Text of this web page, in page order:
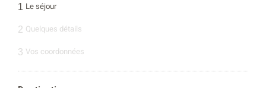
1 Le séjour
2 Quelques détails
3 Vos coordonnées